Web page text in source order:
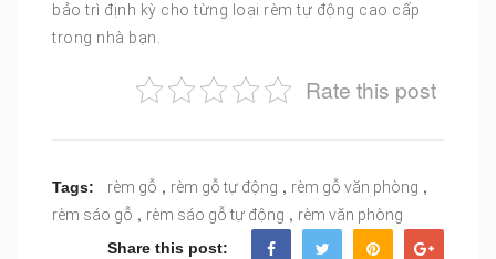
bảo trì định kỳ cho từng loại rèm tự động cao cấp
trong nhà bạn.
Rate this post
Tags: rèm gỗ , rèm gỗ tự động , rèm gỗ văn phòng ,
rèm sáo gỗ , rèm sáo gỗ tự động , rèm văn phòng
Share this post: